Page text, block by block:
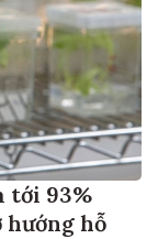
tới 93%
hỗ